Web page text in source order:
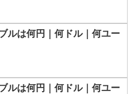
ルは何円｜何ドル｜何ユー
ルは何円｜何ドル｜何ユー